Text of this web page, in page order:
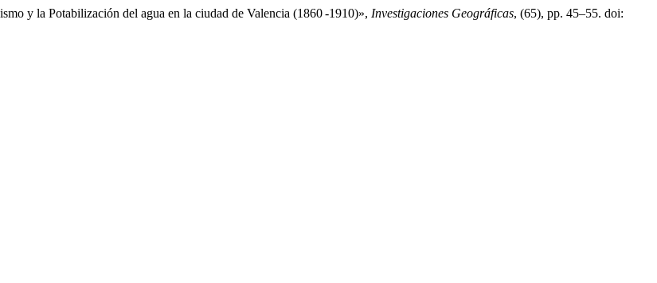
y la Potabilización del agua en la ciudad de Valencia (1860 -1910)», Investigaciones Geográficas, (65), pp. 45–55. doi: